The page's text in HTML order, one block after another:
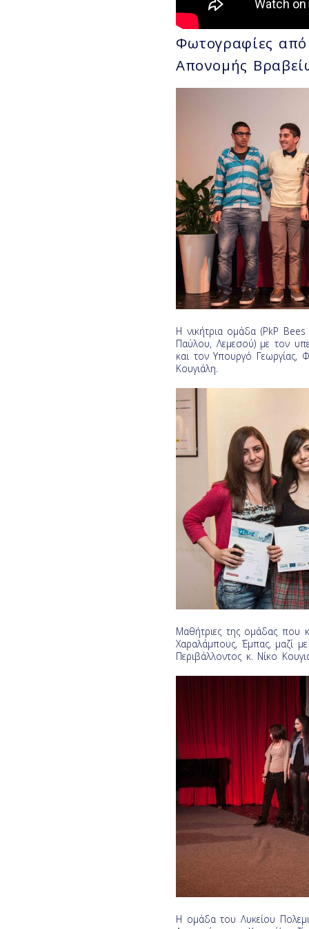
Φωτογραφίες
Απονομής
Η νικήτρια ομάδα (PkP
Παύλου, Λεμεσού) με τον
και τον Υπουργό Γεωργίας,
Κουγιάλη.
Μαθήτριες της ομάδας που
Χαραλάμπους, Έμπας, μαζί
Περιβάλλοντος κ. Νίκο
Η ομάδα του Λυκείου